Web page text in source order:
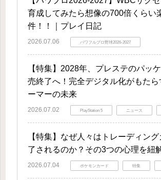
育成してみたら想像の700倍くらい
件！！｜プレイ日記
2026.07.06 パワフルプロ野球2026-2027
【特集】2028年、プレステのパッ
売終了へ！完全デジタル化がもた
ーマーの未来
2026.07.02 PlayStation 5 ニュース
【特集】なぜ人々はトレーディン
了されるのか？その3つの心理を紐
2026.07.04 ポケモンカード 特集